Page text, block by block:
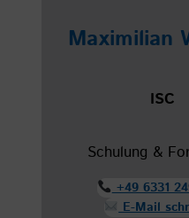
Maximilian
ISC
Schulung &
+49 6331
E-Mail